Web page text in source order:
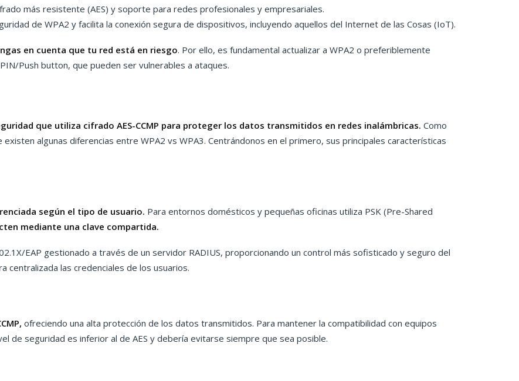
más resistente (AES) y soporte para redes profesionales y empresariales.
de WPA2 y facilita la conexión segura de dispositivos, incluyendo aquellos del Internet de las Cosas (IoT).
en cuenta que tu red está en riesgo. Por ello, es fundamental actualizar a WPA2 o preferiblemente
Push button, que pueden ser vulnerables a ataques.
que utiliza cifrado AES-CCMP para proteger los datos transmitidos en redes inalámbricas. Como
algunas diferencias entre WPA2 vs WPA3. Centrándonos en el primero, sus principales características
según el tipo de usuario. Para entornos domésticos y pequeñas oficinas utiliza PSK (Pre-Shared
mediante una clave compartida.
EAP gestionado a través de un servidor RADIUS, proporcionando un control más sofisticado y seguro del
centralizada las credenciales de los usuarios.
ofreciendo una alta protección de los datos transmitidos. Para mantener la compatibilidad con equipos
de seguridad es inferior al de AES y debería evitarse siempre que sea posible.